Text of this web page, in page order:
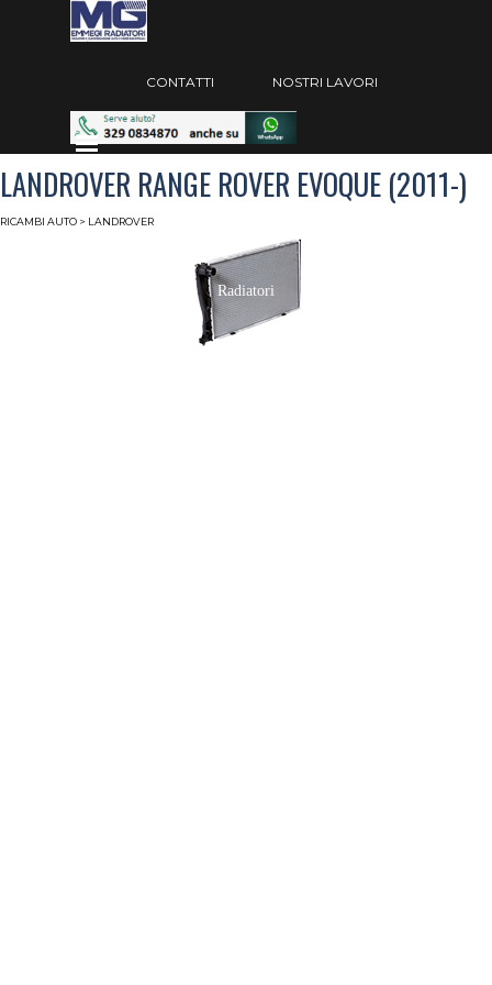
Vai ai contenuti
Salta menù
CONTATTI NOSTRI LAVORI
Salta menù
LANDROVER RANGE ROVER EVOQUE (2011-)
RICAMBI AUTO > LANDROVER
Radiatori